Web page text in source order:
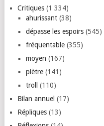
Critiques(1 334)
ahurissant(38)
dépasse les espoirs(545)
fréquentable(355)
moyen (167)
piètre(141)
troll
(110)
Bilan annuel (17)
Répliques(13)